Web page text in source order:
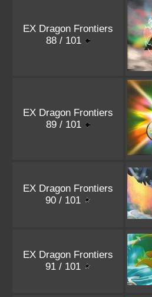
EX Dragon Frontiers
88 / 101
EX Dragon Frontiers
89 / 101
EX Dragon Frontiers
90 / 101
EX Dragon Frontiers
91 / 101